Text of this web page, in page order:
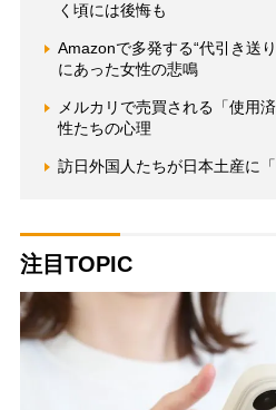
く頃には後悔も
Amazonで多発する“代引き送
にあった女性の悲鳴
メルカリで売買される「使用
性たちの心理
訪日外国人たちが日本土産に
注目TOPIC